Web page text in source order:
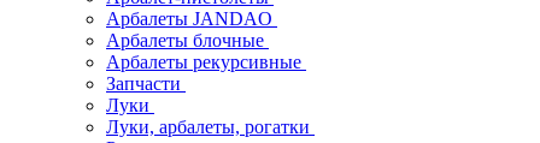
Арбалеты JANDAO
Арбалеты блочные
Арбалеты рекурсивные
Запчасти
Луки
Луки, арбалеты, рогатки